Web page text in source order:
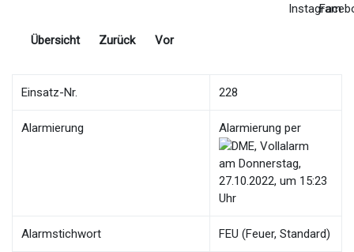
Übersicht Zurück Vor
Einsatz-Nr. 228
Alarmierung Alarmierung per
am Donnerstag,
27.10.2022, um 15:23
Uhr
Alarmstichwort FEU (Feuer, Standard)